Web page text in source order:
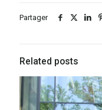
Partager
Related posts